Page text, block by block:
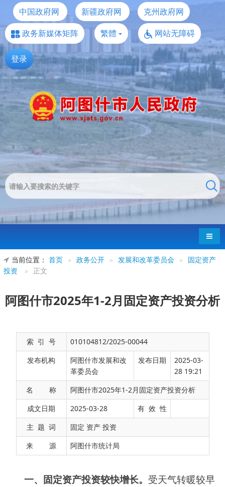
中国政府网 新疆政府网
克州政府网
政务新媒体矩阵
繁體 网站无障碍
登录
导航
当前位置： 首页 » 政务公开 » 发展和改革委员会 »
固定资产
投资
» 正文
阿图什市2025年1-2月固定资产投资分析
索 引 号
010104812/2025-00044
发布机构
阿图什市发展和改
革委员会
发布日期
2025-03-
28 19:21
名 称
阿图什市2025年1-2月固定资产投资分析
成文日期
2025-03-28
有 效 性
主 题 词
固定 资产 投资
来 源
阿图什市统计局
一、固定资产投资较快增长。受天气转暖较早
等因素影响，项目复工早于往年，1-2月全市在库项
目136个，完成全社会固定资产投资同比增长
35.1%，较去年1-2月增速提高28.8个百分点。
产业完成投资下降8.8%，占投资总额比重33.7%；